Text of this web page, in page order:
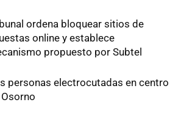
ordena bloquear sitios de
online y establece
propuesto por Subtel
personas electrocutadas en centro